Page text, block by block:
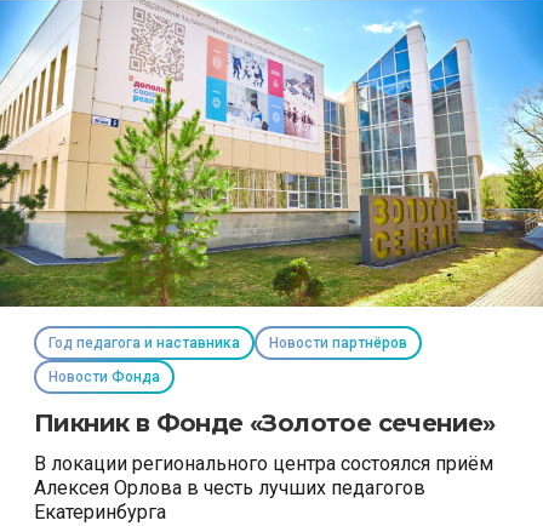
Год педагога и наставника
Новости партнёров
Новости Фонда
Пикник в Фонде «Золотое сечение»
В локации регионального центра состоялся приём
Алексея Орлова в честь лучших педагогов
Екатеринбурга